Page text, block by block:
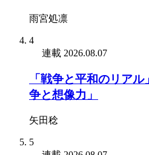
雨宮処凛
4
連載 2026.08.07
「戦争と平和のリア
争と想像力」
矢田稔
5